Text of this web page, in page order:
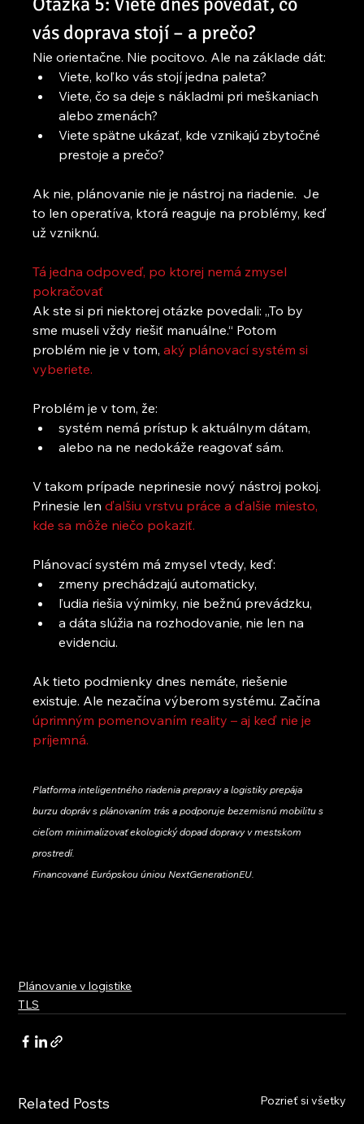
vás doprava stojí – a prečo?
Nie orientačne. Nie pocitovo. Ale na základe dát:
Viete, koľko vás stojí jedna paleta?
Viete, čo sa deje s nákladmi pri meškaniach
alebo zmenách?
Viete spätne ukázať, kde vznikajú zbytočné
prestoje a prečo?
Ak nie, plánovanie nie je nástroj na riadenie.  Je
to len operatíva, ktorá reaguje na problémy, keď
už vzniknú.
Tá jedna odpoveď, po ktorej nemá zmysel
pokračovať
Ak ste si pri niektorej otázke povedali: „To by
sme museli vždy riešiť manuálne.“ Potom
problém nie je v tom, aký plánovací systém si
vyberiete.
Problém je v tom, že:
systém nemá prístup k aktuálnym dátam,
alebo na ne nedokáže reagovať sám.
V takom prípade neprinesie nový nástroj pokoj.
Prinesie len ďalšiu vrstvu práce a ďalšie miesto,
kde sa môže niečo pokaziť.
Plánovací systém má zmysel vtedy, keď:
zmeny prechádzajú automaticky,
ľudia riešia výnimky, nie bežnú prevádzku,
a dáta slúžia na rozhodovanie, nie len na
evidenciu.
Ak tieto podmienky dnes nemáte, riešenie
existuje. Ale nezačína výberom systému. Začína
úprimným pomenovaním reality – aj keď nie je
príjemná.
Platforma inteligentného riadenia prepravy a logistiky prepája
burzu dopráv s plánovaním trás a podporuje bezemisnú mobilitu s
cieľom minimalizovať ekologický dopad dopravy v mestskom
prostredí.
Financované Európskou úniou NextGenerationEU.
Plánovanie v logistike
TLS
Related Posts Pozrieť si všetky